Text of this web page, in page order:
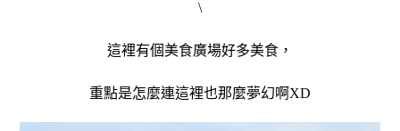
\
這裡有個美食廣場好多美食，
重點是怎麼連這裡也那麼夢幻啊XD